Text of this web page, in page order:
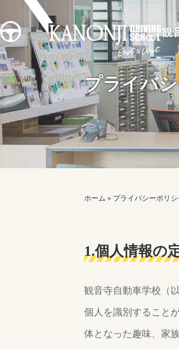
観
プライバ
ホーム » プライバシーポリシ
1.個人情報の
観音寺自動車学校（
個人を識別すること
体となった趣味、家